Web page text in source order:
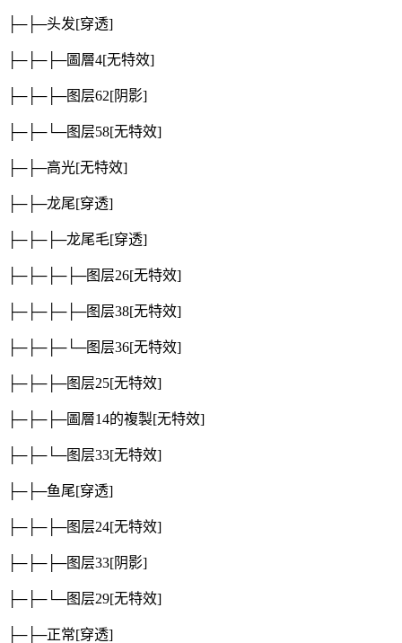
├─├─头发[穿透]
├─├─├─圖層4[无特效]
├─├─├─图层62[阴影]
├─├─└─图层58[无特效]
├─├─高光[无特效]
├─├─龙尾[穿透]
├─├─├─龙尾毛[穿透]
├─├─├─├─图层26[无特效]
├─├─├─├─图层38[无特效]
├─├─├─└─图层36[无特效]
├─├─├─图层25[无特效]
├─├─├─圖層14的複製[无特效]
├─├─└─图层33[无特效]
├─├─鱼尾[穿透]
├─├─├─图层24[无特效]
├─├─├─图层33[阴影]
├─├─└─图层29[无特效]
├─├─正常[穿透]